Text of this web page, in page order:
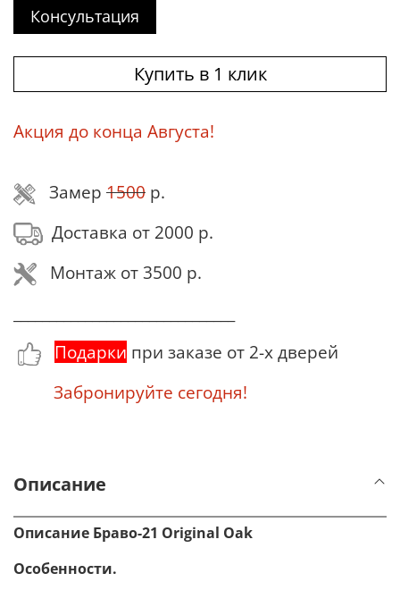
Консультация
Купить в 1 клик
Акция до конца Августа!
Замер 1500 р.
Доставка от 2000 р.
Монтаж от 3500 р.
Подарки при заказе от 2-х дверей
Забронируйте сегодня!
Описание
Описание Браво-21 Original Oak
Особенности.